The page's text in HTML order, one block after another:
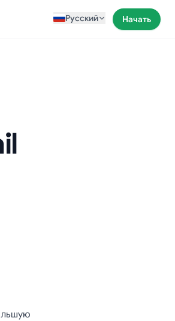
Русский Начать